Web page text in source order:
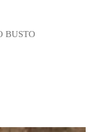
BUSTO